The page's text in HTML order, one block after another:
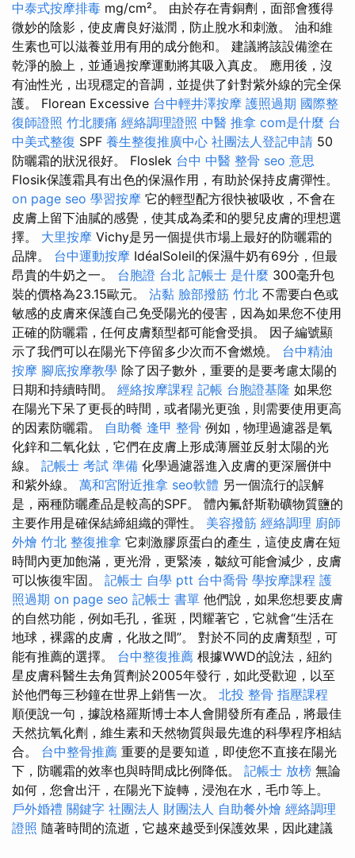
中泰式按摩排毒 mg/cm²。 由於存在青銅劑，面部會獲得
微妙的陰影，使皮膚良好滋潤，防止脫水和刺激。 油和維
生素也可以滋養並用有用的成分飽和。 建議將該設備塗在
乾淨的臉上，並通過按摩運動將其吸入真皮。 應用後，沒
有油性光，出現穩定的音調，並提供了針對紫外線的完全保
護。 Florean Excessive 台中輕井澤按摩 護照過期 國際整
復師證照 竹北腰痛 經絡調理證照 中醫 推拿 com是什麼 台
中美式整復 SPF 養生整復推廣中心 社團法人登記申請 50
防曬霜的狀況很好。 Floslek 台中 中醫 整骨 seo 意思
Flosik保護霜具有出色的保濕作用，有助於保持皮膚彈性。
on page seo 學習按摩 它的輕型配方很快被吸收，不會在
皮膚上留下油膩的感覺，使其成為柔和的嬰兒皮膚的理想選
擇。 大里按摩 Vichy是另一個提供市場上最好的防曬霜的
品牌。 台中運動按摩 IdéalSoleil的保濕牛奶有69分，但最
昂貴的牛奶之一。 台胞證 台北 記帳士 是什麼 300毫升包
裝的價格為23.15歐元。 沾黏 臉部撥筋 竹北 不需要白色或
敏感的皮膚來保護自己免受陽光的侵害，因為如果您不使用
正確的防曬霜，任何皮膚類型都可能會受損。 因子編號顯
示了我們可以在陽光下停留多少次而不會燃燒。 台中精油
按摩 腳底按摩教學 除了因子數外，重要的是要考慮太陽的
日期和持續時間。 經絡按摩課程 記帳 台胞證基隆 如果您
在陽光下呆了更長的時間，或者陽光更強，則需要使用更高
的因素防曬霜。 自助餐 逢甲 整骨 例如，物理過濾器是氧
化鋅和二氧化鈦，它們在皮膚上形成薄層並反射太陽的光
線。 記帳士 考試 準備 化學過濾器進入皮膚的更深層併中
和紫外線。 萬和宮附近推拿 seo軟體 另一個流行的誤解
是，兩種防曬產品是較高的SPF。 體內氟舒斯勒礦物質鹽的
主要作用是確保結締組織的彈性。 美容撥筋 經絡調理 廚師
外燴 竹北 整復推拿 它刺激膠原蛋白的產生，這使皮膚在短
時間內更加飽滿，更光滑，更緊湊，皺紋可能會減少，皮膚
可以恢復牢固。 記帳士 自學 ptt 台中喬骨 學按摩課程 護
照過期 on page seo 記帳士 書單 他們說，如果您想要皮膚
的自然功能，例如毛孔，雀斑，閃耀著它，它就會“生活在
地球，裸露的皮膚，化妝之間”。 對於不同的皮膚類型，可
能有推薦的選擇。 台中整復推薦 根據WWD的說法，紐約
星皮膚科醫生去角質劑於2005年發行，如此受歡迎，以至
於他們每三秒鐘在世界上銷售一次。 北投 整骨 指壓課程
順便說一句，據說格羅斯博士本人會開發所有產品，將最佳
天然抗氧化劑，維生素和天然物質與最先進的科學程序相結
合。 台中整骨推薦 重要的是要知道，即使您不直接在陽光
下，防曬霜的效率也與時間成比例降低。 記帳士 放榜 無論
如何，您會出汗，在陽光下旋轉，浸泡在水，毛巾等上。
戶外婚禮 關鍵字 社團法人 財團法人 自助餐外燴 經絡調理
證照 隨著時間的流逝，它越來越受到保護效果，因此建議